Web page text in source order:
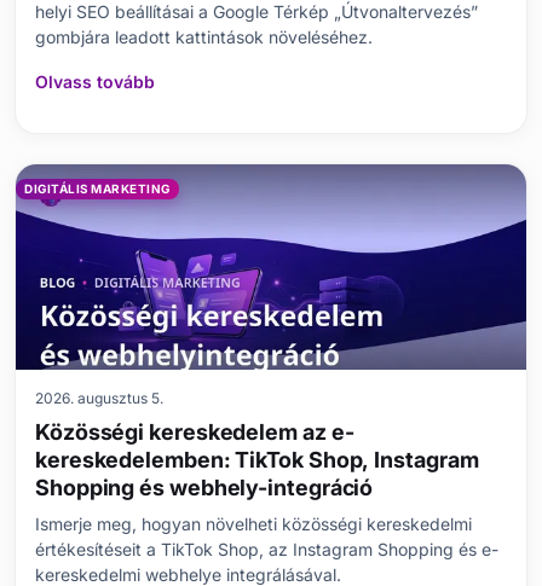
helyi SEO beállításai a Google Térkép „Útvonaltervezés”
gombjára leadott kattintások növeléséhez.
Olvass tovább
DIGITÁLIS MARKETING
2026. augusztus 5.
Közösségi kereskedelem az e-
kereskedelemben: TikTok Shop, Instagram
Shopping és webhely-integráció
Ismerje meg, hogyan növelheti közösségi kereskedelmi
értékesítéseit a TikTok Shop, az Instagram Shopping és e-
kereskedelmi webhelye integrálásával.